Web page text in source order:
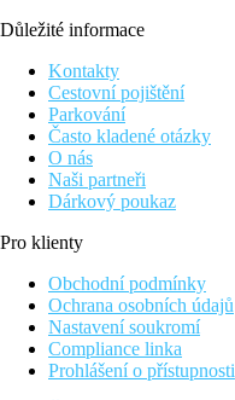
Důležité informace
Kontakty
Cestovní pojištění
Parkování
Často kladené otázky
O nás
Naši partneři
Dárkový poukaz
Pro klienty
Obchodní podmínky
Ochrana osobních údajů
Nastavení soukromí
Compliance linka
Prohlášení o přístupnosti